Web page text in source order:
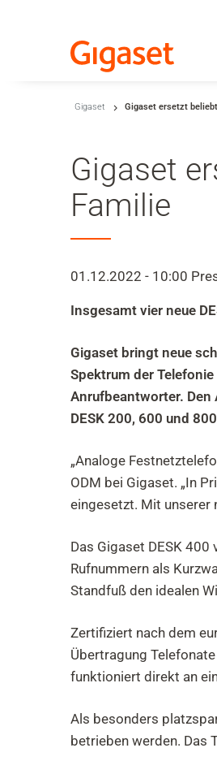
Zum Haupt-Seiteninhalt
Zur Suche
Zu den Cookie Einstellungen
Kundenkonto
Shift+Alt+A
Gigaset Gigaset ersetzt
Gigaset
Familie
01.12.2022 - 10:00
Insgesamt vier neue
Gigaset bringt neue
Spektrum der
Anrufbeantworter. Den
DESK 200, 600 und
„Analoge
ODM bei Gigaset. „In
eingesetzt. Mit unserer
Das Gigaset DESK
Rufnummern als
Standfuß den idealen
Zertifiziert nach dem
Übertragung
funktioniert direkt an
Als besonders
betrieben werden. Das